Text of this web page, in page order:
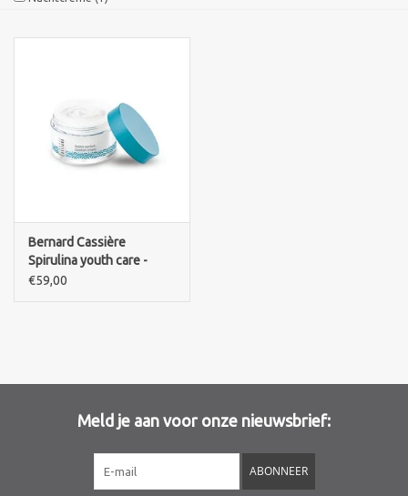
Pascaud
PCA SKINCARE
Blog
Merken
Bernard Cassière
Spirulina youth care -
Crème Confort Spiruline
€59,00
Meld je aan voor onze nieuwsbrief:
ABONNEER